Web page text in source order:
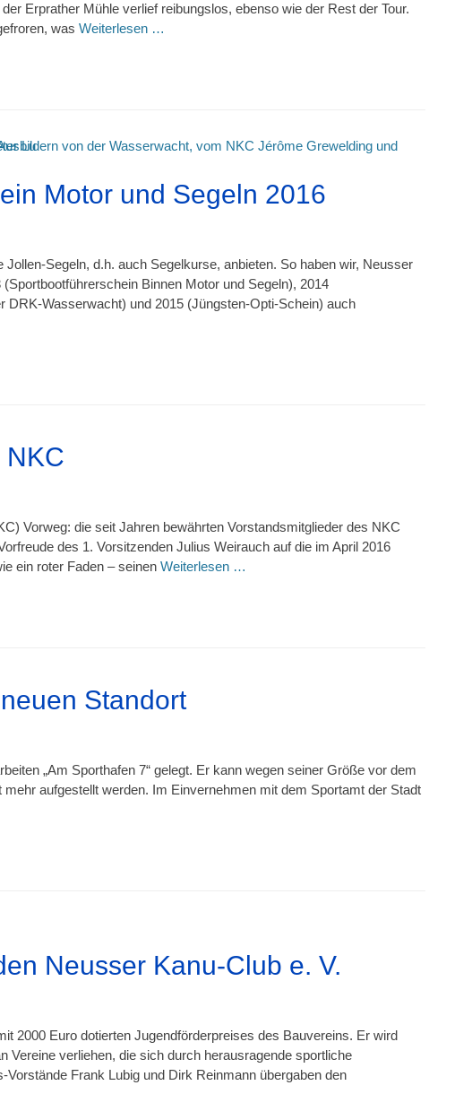
Erprather Mühle verlief reibungslos, ebenso wie der Rest der Tour.
was Weiterlesen …
Motor und Segeln 2016
Segeln, d.h. auch Segelkurse, anbieten. So haben wir, Neusser
Binnen Motor und Segeln), 2014
DRK-Wasserwacht) und 2015 (Jüngsten-Opti-Schein) auch
NKC
Vorweg: die seit Jahren bewährten Vorstandsmitglieder des NKC
des 1. Vorsitzenden Julius Weirauch auf die im April 2016
ein roter Faden – seinen Weiterlesen …
Standort
„Am Sporthafen 7“ gelegt. Er kann wegen seiner Größe vor dem
aufgestellt werden. Im Einvernehmen mit dem Sportamt der Stadt
Neusser Kanu-Club e. V.
2000 Euro dotierten Jugendförderpreises des Bauvereins. Er wird
Vereine verliehen, die sich durch herausragende sportliche
Frank Lubig und Dirk Reinmann übergaben den